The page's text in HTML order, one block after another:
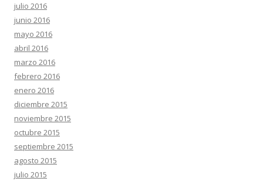
julio 2016
junio 2016
mayo 2016
abril 2016
marzo 2016
febrero 2016
enero 2016
diciembre 2015
noviembre 2015
octubre 2015
septiembre 2015
agosto 2015
julio 2015